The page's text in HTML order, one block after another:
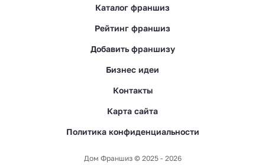
Каталог франшиз
Рейтинг франшиз
Добавить франшизу
Бизнес идеи
Контакты
Карта сайта
Политика конфиденциальности
Дом Франшиз © 2025 - 2026